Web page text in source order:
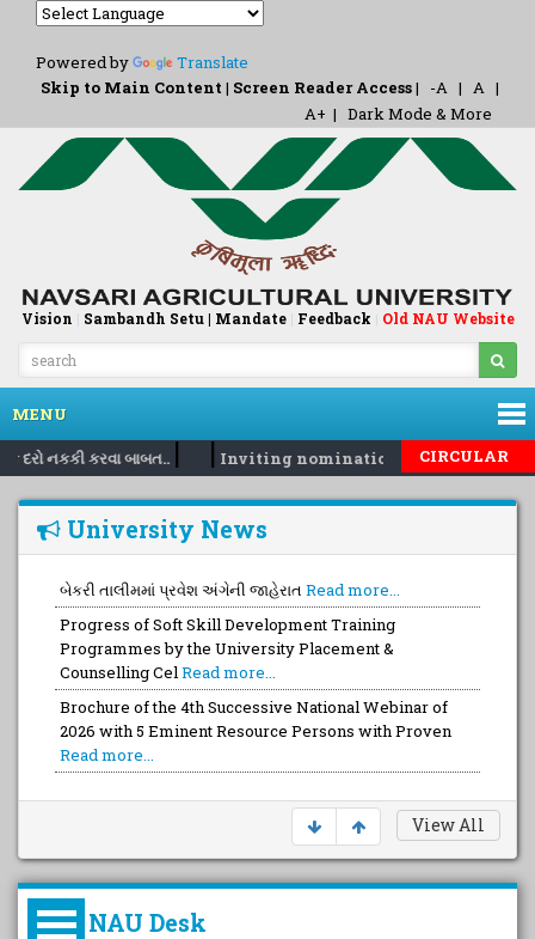
Powered by
Translate
Skip to Main Content | Screen Reader Access| -A | A |
A+ | Dark Mode & More
Vision | Sambandh Setu | Mandate| Feedback | Old NAU Website
MENU
નકકી કરવા બાબત..| | Inviting nomination for 5 daysCIRCULAR
University News
બેકરી તાલીમમાં પ્રવેશ અંગેની જાહેરાત Read more...
Progress of Soft Skill Development Training
Programmes by the University Placement &
Counselling CelRead more...
Brochure of the 4th Successive National Webinar of
2026 with 5 Eminent Resource Persons with Proven
Read more...
View All
NAU Desk